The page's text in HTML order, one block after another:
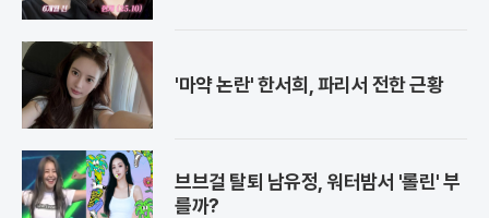
'마약 논란' 한서희, 파리서 전한 근황
브브걸 탈퇴 남유정, 워터밤서 '롤린' 부
를까?